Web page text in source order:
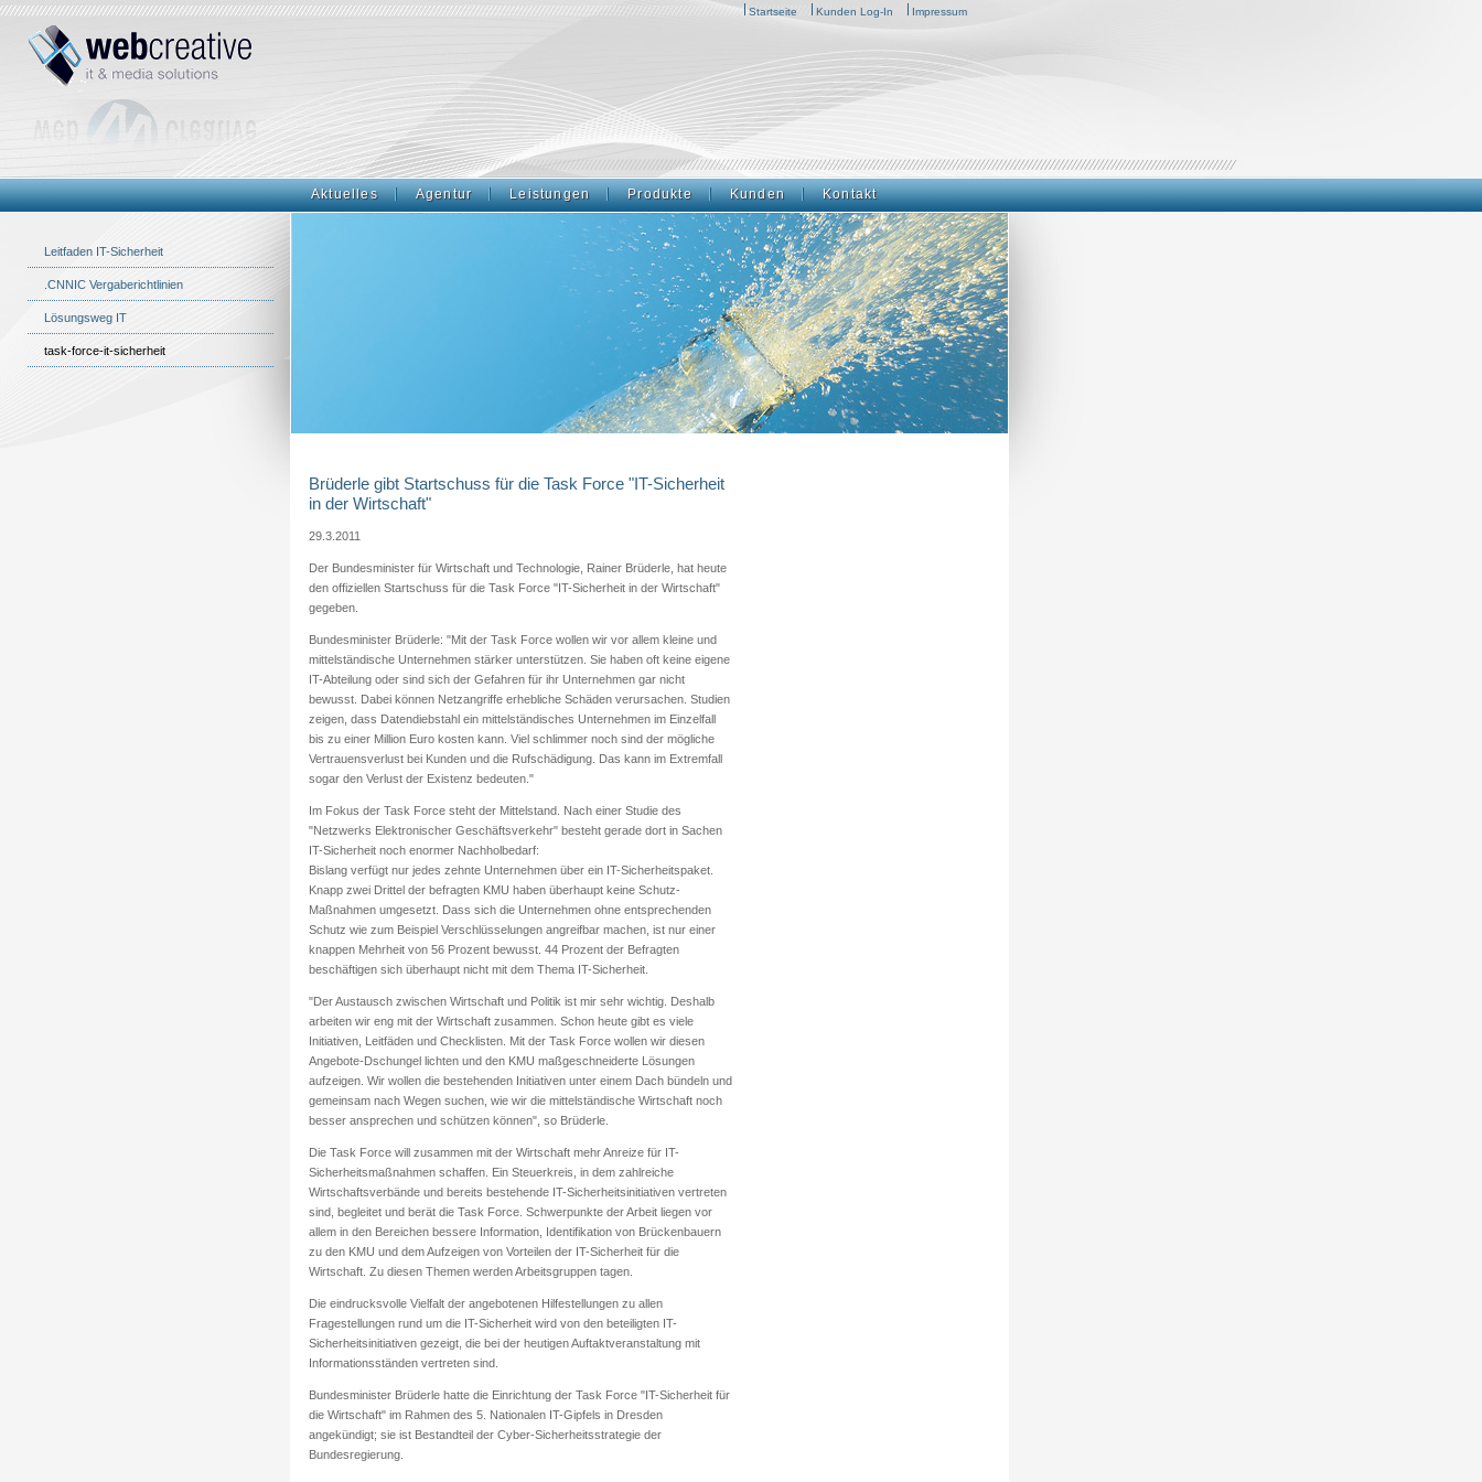
Startseite Kunden Log-In Impressum
Aktuelles Agentur Leistungen Produkte Kunden Kontakt
Leitfaden IT-Sicherheit
.CNNIC Vergaberichtlinien
Lösungsweg IT
task-force-it-sicherheit
Brüderle gibt Startschuss für die Task Force "IT-Sicherheit
in der Wirtschaft"
29.3.2011
Der Bundesminister für Wirtschaft und Technologie, Rainer Brüderle, hat heute
den offiziellen Startschuss für die Task Force "IT-Sicherheit in der Wirtschaft"
gegeben.
Bundesminister Brüderle: "Mit der Task Force wollen wir vor allem kleine und
mittelständische Unternehmen stärker unterstützen. Sie haben oft keine eigene
IT-Abteilung oder sind sich der Gefahren für ihr Unternehmen gar nicht
bewusst. Dabei können Netzangriffe erhebliche Schäden verursachen. Studien
zeigen, dass Datendiebstahl ein mittelständisches Unternehmen im Einzelfall
bis zu einer Million Euro kosten kann. Viel schlimmer noch sind der mögliche
Vertrauensverlust bei Kunden und die Rufschädigung. Das kann im Extremfall
sogar den Verlust der Existenz bedeuten."
Im Fokus der Task Force steht der Mittelstand. Nach einer Studie des
"Netzwerks Elektronischer Geschäftsverkehr" besteht gerade dort in Sachen
IT-Sicherheit noch enormer Nachholbedarf:
Bislang verfügt nur jedes zehnte Unternehmen über ein IT-Sicherheitspaket.
Knapp zwei Drittel der befragten KMU haben überhaupt keine Schutz-
Maßnahmen umgesetzt. Dass sich die Unternehmen ohne entsprechenden
Schutz wie zum Beispiel Verschlüsselungen angreifbar machen, ist nur einer
knappen Mehrheit von 56 Prozent bewusst. 44 Prozent der Befragten
beschäftigen sich überhaupt nicht mit dem Thema IT-Sicherheit.
"Der Austausch zwischen Wirtschaft und Politik ist mir sehr wichtig. Deshalb
arbeiten wir eng mit der Wirtschaft zusammen. Schon heute gibt es viele
Initiativen, Leitfäden und Checklisten. Mit der Task Force wollen wir diesen
Angebote-Dschungel lichten und den KMU maßgeschneiderte Lösungen
aufzeigen. Wir wollen die bestehenden Initiativen unter einem Dach bündeln und
gemeinsam nach Wegen suchen, wie wir die mittelständische Wirtschaft noch
besser ansprechen und schützen können", so Brüderle.
Die Task Force will zusammen mit der Wirtschaft mehr Anreize für IT-
Sicherheitsmaßnahmen schaffen. Ein Steuerkreis, in dem zahlreiche
Wirtschaftsverbände und bereits bestehende IT-Sicherheitsinitiativen vertreten
sind, begleitet und berät die Task Force. Schwerpunkte der Arbeit liegen vor
allem in den Bereichen bessere Information, Identifikation von Brückenbauern
zu den KMU und dem Aufzeigen von Vorteilen der IT-Sicherheit für die
Wirtschaft. Zu diesen Themen werden Arbeitsgruppen tagen.
Die eindrucksvolle Vielfalt der angebotenen Hilfestellungen zu allen
Fragestellungen rund um die IT-Sicherheit wird von den beteiligten IT-
Sicherheitsinitiativen gezeigt, die bei der heutigen Auftaktveranstaltung mit
Informationsständen vertreten sind.
Bundesminister Brüderle hatte die Einrichtung der Task Force "IT-Sicherheit für
die Wirtschaft" im Rahmen des 5. Nationalen IT-Gipfels in Dresden
angekündigt; sie ist Bestandteil der Cyber-Sicherheitsstrategie der
Bundesregierung.